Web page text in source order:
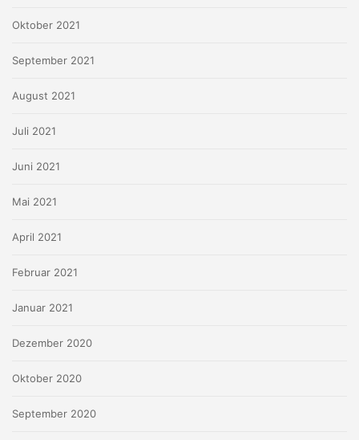
Oktober 2021
September 2021
August 2021
Juli 2021
Juni 2021
Mai 2021
April 2021
Februar 2021
Januar 2021
Dezember 2020
Oktober 2020
September 2020